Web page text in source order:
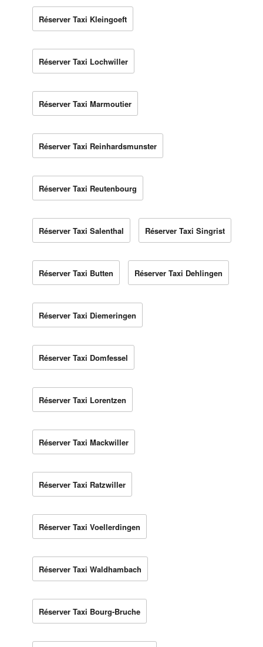
Réserver Taxi Kleingoeft
Réserver Taxi Lochwiller
Réserver Taxi Marmoutier
Réserver Taxi Reinhardsmunster
Réserver Taxi Reutenbourg
Réserver Taxi Salenthal Réserver Taxi Singrist
Réserver Taxi Butten Réserver Taxi Dehlingen
Réserver Taxi Diemeringen
Réserver Taxi Domfessel
Réserver Taxi Lorentzen
Réserver Taxi Mackwiller
Réserver Taxi Ratzwiller
Réserver Taxi Voellerdingen
Réserver Taxi Waldhambach
Réserver Taxi Bourg-Bruche